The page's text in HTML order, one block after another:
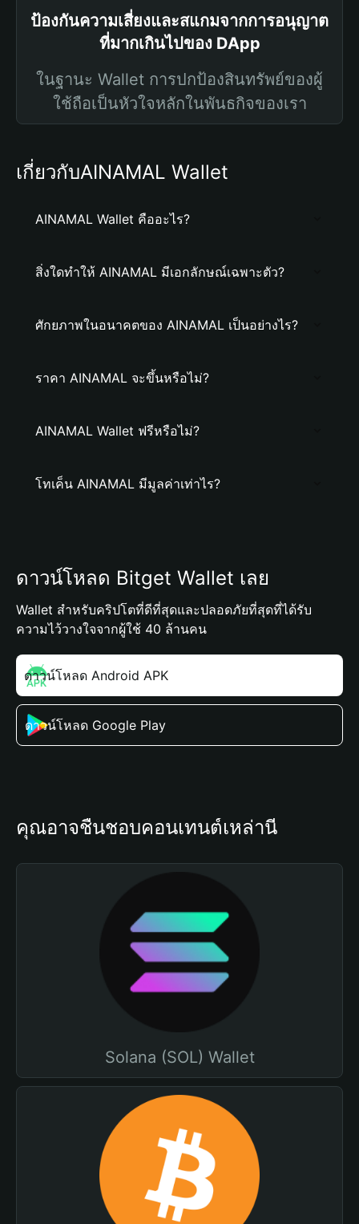
ป้องกันความเสี่ยงและสแกมจากการอนุญาต
ที่มากเกินไปของ DApp
ในฐานะ Wallet การปกป้องสินทรัพย์ของผู้
ใช้ถือเป็นหัวใจหลักในพันธกิจของเรา
เกี่ยวกับAINAMAL Wallet
AINAMAL Wallet คืออะไร?
สิ่งใดทำให้ AINAMAL มีเอกลักษณ์เฉพาะตัว?
ศักยภาพในอนาคตของ AINAMAL เป็นอย่างไร?
ราคา AINAMAL จะขึ้นหรือไม่?
AINAMAL Wallet ฟรีหรือไม่?
โทเค็น AINAMAL มีมูลค่าเท่าไร?
ดาวน์โหลด Bitget Wallet เลย
Wallet สำหรับคริปโตที่ดีที่สุดและปลอดภัยที่สุดที่ได้รับ
ความไว้วางใจจากผู้ใช้ 40 ล้านคน
ดาวน์โหลด Android APK
ดาวน์โหลด Google Play
คุณอาจชื่นชอบคอนเทนต์เหล่านี้
Solana (SOL) Wallet